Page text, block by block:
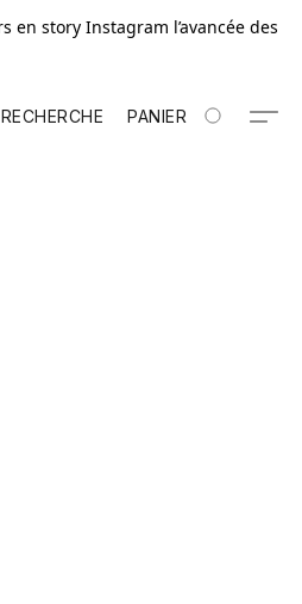
story Instagram l’avancée des
RECHERCHE PANIER